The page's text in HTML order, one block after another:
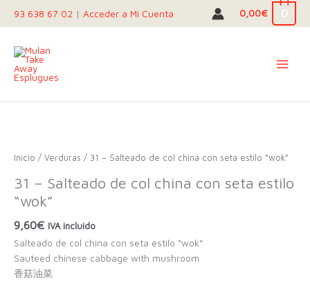
93 638 67 02 | Acceder a Mi Cuenta 0,00€ 0
Inicio / Verduras / 31 – Salteado de col china con seta estilo “wok”
31 – Salteado de col china con seta estilo
“wok”
9,60€ IVA incluido
Salteado de col china con seta estilo “wok”
Sauteed chinese cabbage with mushroom
香菇油菜